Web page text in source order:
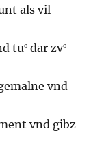
als vil
tuo dar zvo
vnd
vnd gibz